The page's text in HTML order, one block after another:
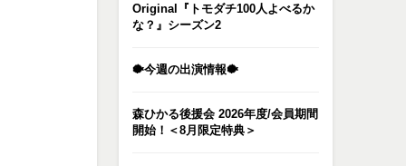
Original『トモダチ100人よべるか
な？』シーズン2
🐡今週の出演情報🐡
森ひかる後援会 2026年度/会員期間
開始！＜8月限定特典＞